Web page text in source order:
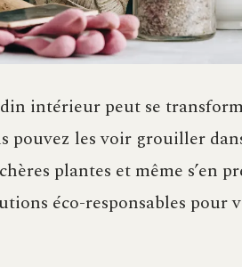
intérieur peut se
pouvez les voir grouiller
plantes et même s’en
éco-responsables pour